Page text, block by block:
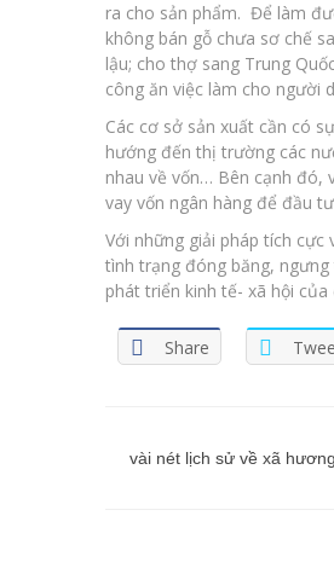
ra cho sản phẩm. Để làm
không bán gỗ chưa sơ chế
lậu; cho thợ sang Trung
công ăn việc làm cho người
Các cơ sở sản xuất cần có
hướng đến thị trường các
nhau về vốn… Bên cạnh đó,
vay vốn ngân hàng để đầu
Với những giải pháp tích
tình trạng đóng băng,
phát triển kinh tế- xã hội
Share
hướng
vài nét lịch sử về xã